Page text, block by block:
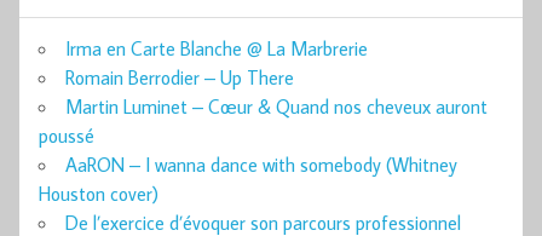
Irma en Carte Blanche @ La Marbrerie
Romain Berrodier – Up There
Martin Luminet – Cœur & Quand nos cheveux auront
poussé
AaRON – I wanna dance with somebody (Whitney
Houston cover)
De l’exercice d’évoquer son parcours professionnel